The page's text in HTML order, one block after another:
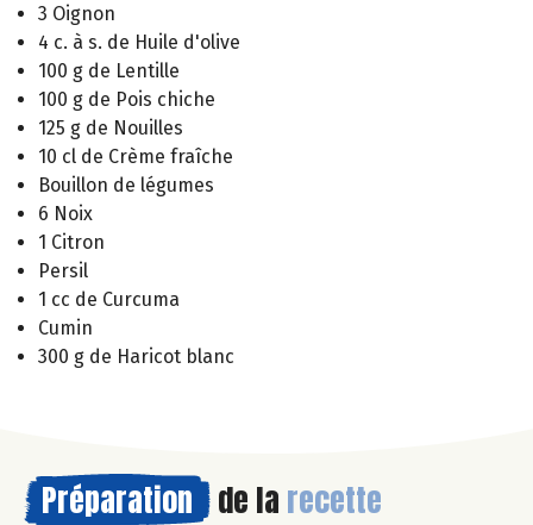
3 Oignon
4 c. à s. de Huile d'olive
100 g de Lentille
100 g de Pois chiche
125 g de Nouilles
10 cl de Crème fraîche
Bouillon de légumes
6 Noix
1 Citron
Persil
1 cc de Curcuma
Cumin
300 g de Haricot blanc
Préparation de la recette